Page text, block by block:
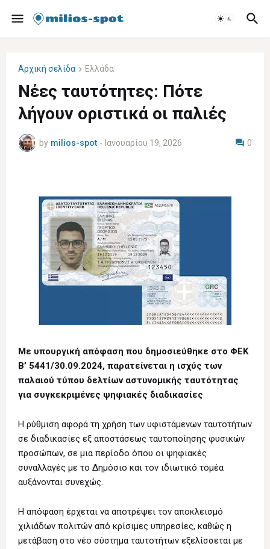
Αρχική σελίδα Ελλάδα
Νέες ταυτότητες: Πότε
λήγουν οριστικά οι παλιές
by milios-spot - Ιανουαρίου 19, 2026 0
Με υπουργική απόφαση που δημοσιεύθηκε στο ΦΕΚ
Β’ 5441/30.09.2024, παρατείνεται η ισχύς των
παλαιού τύπου δελτίων αστυνομικής ταυτότητας
για συγκεκριμένες ψηφιακές διαδικασίες
Η ρύθμιση αφορά τη χρήση των υφιστάμενων ταυτοτήτων
σε διαδικασίες εξ αποστάσεως ταυτοποίησης φυσικών
προσώπων, σε μια περίοδο όπου οι ψηφιακές
συναλλαγές με το Δημόσιο και τον ιδιωτικό τομέα
αυξάνονται συνεχώς.
Η απόφαση έρχεται να αποτρέψει τον αποκλεισμό
χιλιάδων πολιτών από κρίσιμες υπηρεσίες, καθώς η
μετάβαση στο νέο σύστημα ταυτοτήτων εξελίσσεται με